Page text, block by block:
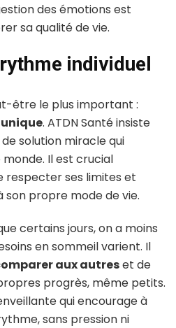
des émotions est
sa qualité de vie.
individuel
être le plus important :
. ATDN Santé insiste
de solution miracle qui
Il est crucial
respecter ses limites et
son propre mode de vie.
certains jours, on a moins
en sommeil varient. Il
aux autreset de
progrès, même petits.
qui encourage à
sans pression ni